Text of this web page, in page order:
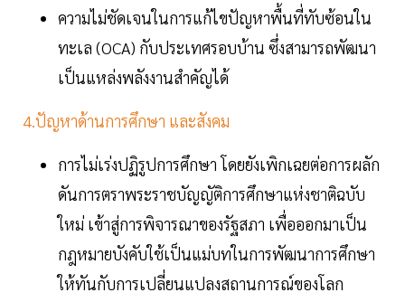
ความไม่ชัดเจนในการแก้ไขปัญหาพื้นที่ทับซ้อนใน
ทะเล (OCA) กับประเทศรอบบ้าน ซึ่งสามารถพัฒนา
เป็นแหล่งพลังงานสำคัญได้
4.ปัญหาด้านการศึกษา และสังคม
การไม่เร่งปฏิรูปการศึกษา โดยยังเพิกเฉยต่อการผลัก
ดันการตราพระราชบัญญัติการศึกษาแห่งชาติฉบับ
ใหม่ เข้าสู่การพิจารณาของรัฐสภา เพื่อออกมาเป็น
กฎหมายบังคับใช้เป็นแม่บทในการพัฒนาการศึกษา
ให้ทันกับการเปลี่ยนแปลงสถานการณ์ของโลก